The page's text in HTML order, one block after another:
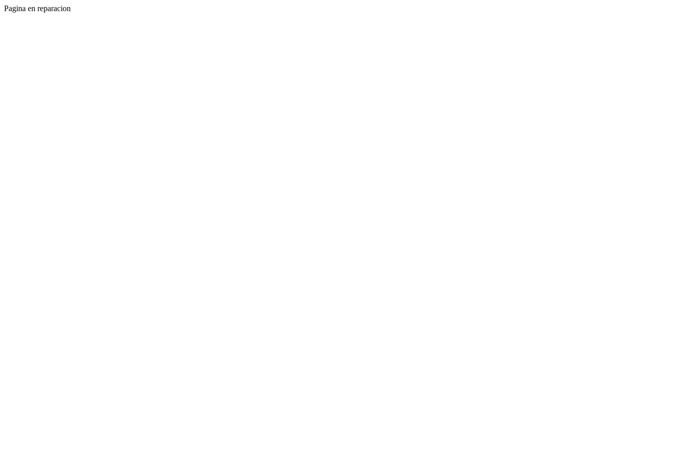
Pagina en reparacion